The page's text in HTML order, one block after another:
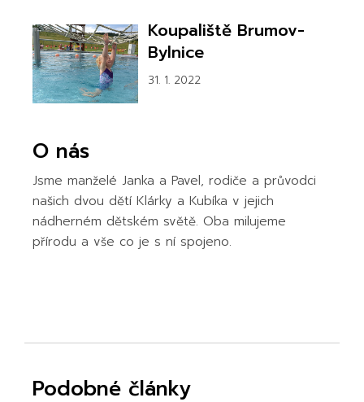
Koupaliště Brumov-
Bylnice
31. 1. 2022
O nás
Jsme manželé Janka a Pavel, rodiče a průvodci
našich dvou dětí Klárky a Kubíka v jejich
nádherném dětském světě. Oba milujeme
přírodu a vše co je s ní spojeno.
Podobné články